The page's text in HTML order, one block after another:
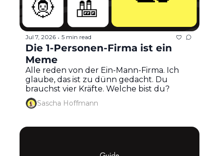
Jul 7, 2026 • 5 min read
Die 1-Personen-Firma ist ein
Meme
Alle reden von der Ein-Mann-Firma. Ich
glaube, das ist zu dünn gedacht. Du
brauchst vier Kräfte. Welche bist du?
Sascha Hoffmann